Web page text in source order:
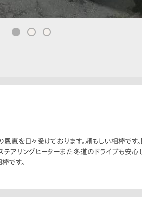
を日々受けております。頼もしい相棒です
テアリングヒーターまた冬道のドライブも安
です。